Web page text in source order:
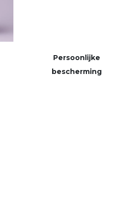
Persoonlijke
bescherming